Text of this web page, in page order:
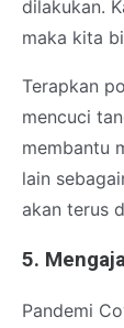
dilakukan.
maka kita
Terapkan
mencuci
membantu
lain
akan terus
5.
Pandemi